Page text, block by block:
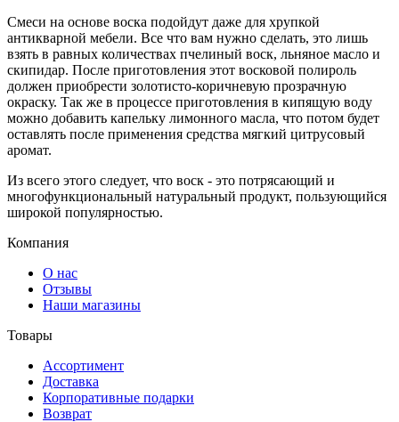
Смеси на основе воска подойдут даже для хрупкой
антикварной мебели. Все что вам нужно сделать, это лишь
взять в равных количествах пчелиный воск, льняное масло и
скипидар. После приготовления этот восковой полироль
должен приобрести золотисто-коричневую прозрачную
окраску. Так же в процессе приготовления в кипящую воду
можно добавить капельку лимонного масла, что потом будет
оставлять после применения средства мягкий цитрусовый
аромат.
Из всего этого следует, что воск - это потрясающий и
многофункциональный натуральный продукт, пользующийся
широкой популярностью.
Компания
О нас
Отзывы
Наши магазины
Товары
Ассортимент
Доставка
Корпоративные подарки
Возврат